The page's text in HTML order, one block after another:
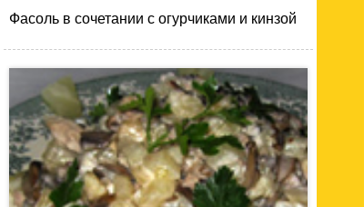
Фасоль в сочетании с огурчиками и кинзой